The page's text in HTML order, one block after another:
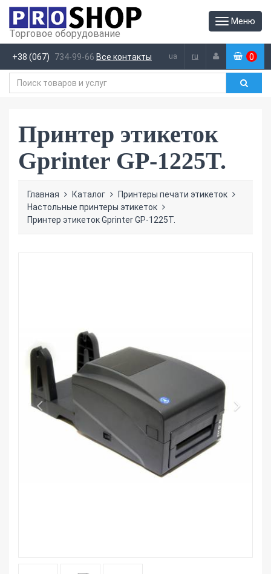
Меню
Торговое оборудование
+38 (067) 734-99-66 Все контакты ua ru (0 )
Принтер этикеток
Gprinter GP-1225T.
Главная Каталог
Принтеры печати этикеток
Настольные принтеры этикеток
Принтер этикеток Gprinter GP-1225T.